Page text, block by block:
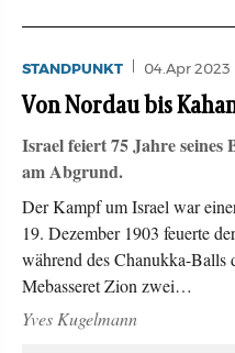
STANDPUNKT 04.Apr 2023
Von Nordau bis
Israel feiert 75 Jahre seines
am Abgrund.
Der Kampf um Israel war
19. Dezember 1903 feuerte
während des Chanukka-Balls
Mebasseret Zion zwei…
Yves Kugelmann